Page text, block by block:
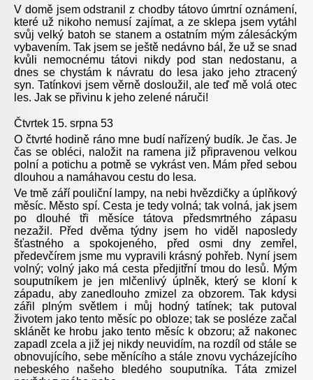
V domě jsem odstranil z chodby tátovo úmrtní oznámení,
které už nikoho nemusí zajímat, a ze sklepa jsem vytáhl
svůj velký batoh se stanem a ostatním mým zálesáckým
vybavením. Tak jsem se ještě nedávno bál, že už se snad
kvůli nemocnému tátovi nikdy pod stan nedostanu, a
dnes se chystám k návratu do lesa jako jeho ztracený
syn. Tatínkovi jsem věrně dosloužil, ale teď mě volá otec
les. Jak se přivinu k jeho zelené náruči!
Čtvrtek 15. srpna 53
O čtvrté hodině ráno mne budí nařízený budík. Je čas. Je
čas se obléci, naložit na ramena již připravenou velkou
polní a potichu a potmě se vykrást ven. Mám před sebou
dlouhou a namáhavou cestu do lesa.
Ve tmě září pouliční lampy, na nebi hvězdičky a úplňkový
měsíc. Město spí. Cesta je tedy volná; tak volná, jak jsem
po dlouhé tři měsíce tátova předsmrtného zápasu
nezažil. Před dvěma týdny jsem ho viděl naposledy
šťastného a spokojeného, před osmi dny zemřel,
předevčírem jsme mu vypravili krásný pohřeb. Nyní jsem
volný; volný jako má cesta předjitřní tmou do lesů. Mým
souputníkem je jen mlčenlivý úplněk, který se kloní k
západu, aby zanedlouho zmizel za obzorem. Tak kdysi
zářil plným světlem i můj hodný tatínek; tak putoval
životem jako tento měsíc po obloze; tak se posléze začal
sklánět ke hrobu jako tento měsíc k obzoru; až nakonec
zapadl zcela a již jej nikdy neuvidím, na rozdíl od stále se
obnovujícího, sebe měnícího a stále znovu vycházejícího
nebeského našeho bledého souputníka. Táta zmizel